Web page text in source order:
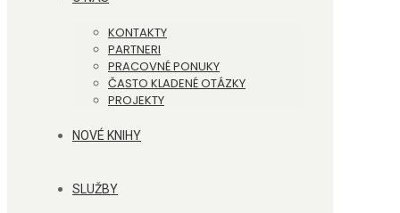
KONTAKTY
PARTNERI
PRACOVNÉ PONUKY
ČASTO KLADENÉ OTÁZKY
PROJEKTY
NOVÉ KNIHY
SLUŽBY